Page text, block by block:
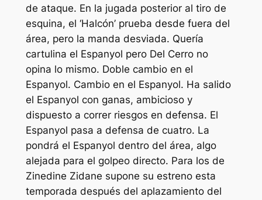
de ataque. En la jugada posterior al tiro de
esquina, el ‘Halcón’ prueba desde fuera del
área, pero la manda desviada. Quería
cartulina el Espanyol pero Del Cerro no
opina lo mismo. Doble cambio en el
Espanyol. Cambio en el Espanyol. Ha salido
el Espanyol con ganas, ambicioso y
dispuesto a correr riesgos en defensa. El
Espanyol pasa a defensa de cuatro. La
pondrá el Espanyol dentro del área, algo
alejada para el golpeo directo. Para los de
Zinedine Zidane supone su estreno esta
temporada después del aplazamiento del